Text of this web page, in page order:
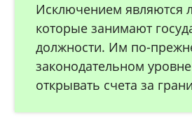
Исключением являются
которые занимают
должности. Им по-
законодательном
открывать счета за